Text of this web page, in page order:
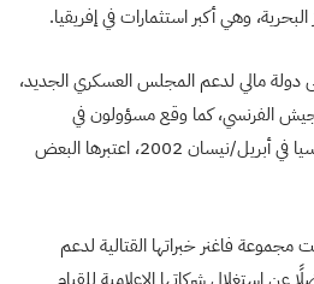
وهي أكبر استثمارات في إفريقيا.
دولة مالي لدعم المجلس العسكري الجديد،
الفرنسي، كما وقع مسؤولون في
الكاميرون اتفاقية دفاعية مع روسيا في أبريل/نيسان 2002، اعتبرها البعض
مجموعة فاغنر خبراتها القتالية لدعم